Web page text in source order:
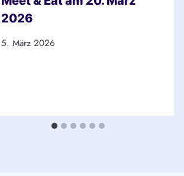
2026
5. März 2026